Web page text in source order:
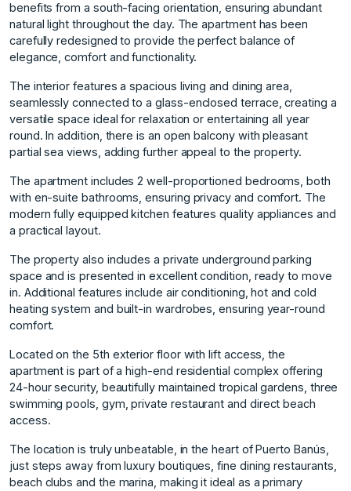
benefits from a south-facing orientation, ensuring abundant
natural light throughout the day. The apartment has been
carefully redesigned to provide the perfect balance of
elegance, comfort and functionality.
The interior features a spacious living and dining area,
seamlessly connected to a glass-enclosed terrace, creating a
versatile space ideal for relaxation or entertaining all year
round. In addition, there is an open balcony with pleasant
partial sea views, adding further appeal to the property.
The apartment includes 2 well-proportioned bedrooms, both
with en-suite bathrooms, ensuring privacy and comfort. The
modern fully equipped kitchen features quality appliances and
a practical layout.
The property also includes a private underground parking
space and is presented in excellent condition, ready to move
in. Additional features include air conditioning, hot and cold
heating system and built-in wardrobes, ensuring year-round
comfort.
Located on the 5th exterior floor with lift access, the
apartment is part of a high-end residential complex offering
24-hour security, beautifully maintained tropical gardens, three
swimming pools, gym, private restaurant and direct beach
access.
The location is truly unbeatable, in the heart of Puerto Banús,
just steps away from luxury boutiques, fine dining restaurants,
beach clubs and the ‌marina, ‌making ‌it ‌ideal ‌as a primary